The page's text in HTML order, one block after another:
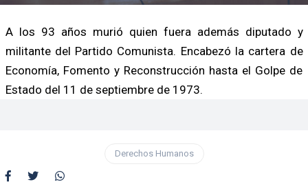
A los 93 años murió quien fuera además diputado y
militante del Partido Comunista. Encabezó la cartera de
Economía, Fomento y Reconstrucción hasta el Golpe de
Estado del 11 de septiembre de 1973.
Derechos Humanos